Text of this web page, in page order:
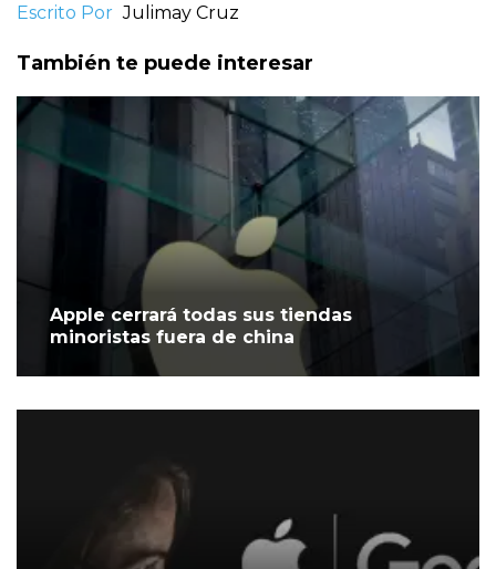
Escrito Por Julimay Cruz
También te puede interesar
Apple cerrará todas sus tiendas
minoristas fuera de china